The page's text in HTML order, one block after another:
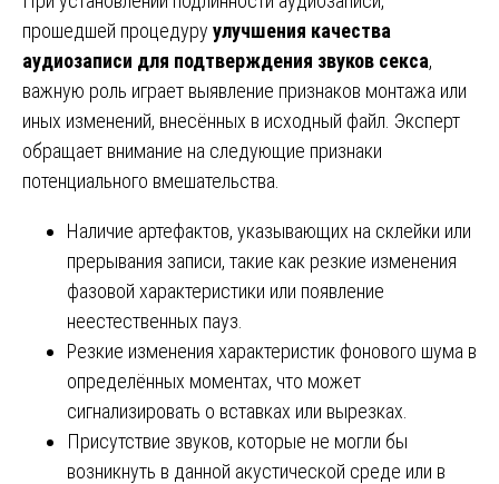
прошедшей процедуру улучшения качества
аудиозаписи для подтверждения звуков секса,
важную роль играет выявление признаков монтажа или
иных изменений, внесённых в исходный файл. Эксперт
обращает внимание на следующие признаки
потенциального вмешательства.
Наличие артефактов, указывающих на склейки или
прерывания записи, такие как резкие изменения
фазовой характеристики или появление
неестественных пауз.
Резкие изменения характеристик фонового шума в
определённых моментах, что может
сигнализировать о вставках или вырезках.
Присутствие звуков, которые не могли бы
возникнуть в данной акустической среде или в